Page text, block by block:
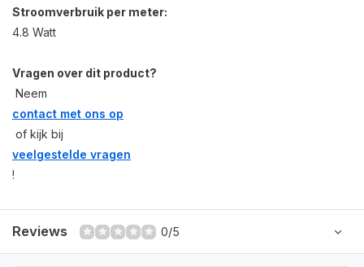
Stroomverbruik per meter:
4.8 Watt
Vragen over dit product?
Neem
contact met ons op
of kijk bij
veelgestelde vragen
!
Reviews 0/5